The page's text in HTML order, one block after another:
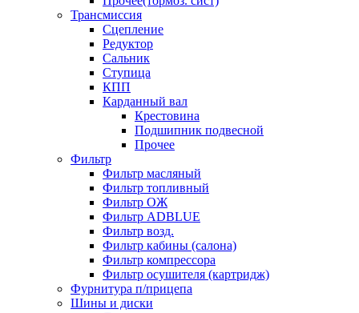
Трансмиссия
Сцепление
Редуктор
Сальник
Ступица
КПП
Карданный вал
Крестовина
Подшипник подвесной
Прочее
Фильтр
Фильтр масляный
Фильтр топливный
Фильтр ОЖ
Фильтр ADBLUE
Фильтр возд.
Фильтр кабины (салона)
Фильтр компрессора
Фильтр осушителя (картридж)
Фурнитура п/прицепа
Шины и диски